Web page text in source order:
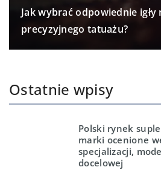
Jak wybrać odpowiednie igły
precyzyjnego tatuażu?
Ostatnie wpisy
Polski rynek
marki ocenione
specjalizacji,
docelowej